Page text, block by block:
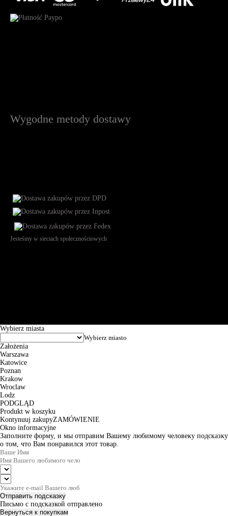
Wygodne metody dostawy
Jesteśmy w sieciach społecznościowych
Wybierz miasta
Założenia
Warszawa
Katowice
Poznan
Krakow
Wroclaw
Lodz
PODGLĄD
Produkt w koszyku
Kontynuuj zakupyZAMÓWIENIE
Okno informacyjne
Заполните форму, и мы отправим Вашему любимому человеку подсказку
о том, что Вам понравился этот товар.
Отправить подсказку
Письмо с подсказкой отправлено
Вернуться к покупкам